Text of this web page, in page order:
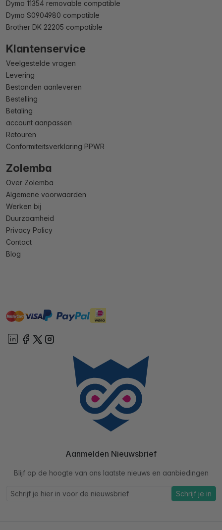
Dymo 11354 removable compatible
Dymo S0904980 compatible
Brother DK 22205 compatible
Klantenservice
Veelgestelde vragen
Levering
Bestanden aanleveren
Bestelling
Betaling
account aanpassen
Retouren
Conformiteitsverklaring PPWR
Zolemba
Over Zolemba
Algemene voorwaarden
Werken bij
Duurzaamheid
Privacy Policy
Contact
Blog
mastervisa paypal ideal
Aanmelden Nieuwsbrief
Blijf op de hoogte van ons laatste nieuws en aanbiedingen
Schrijf je in